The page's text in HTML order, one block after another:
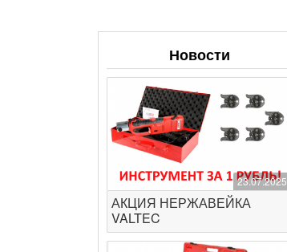
Новости
23.07.2025
АКЦИЯ НЕРЖАВЕЙКА
VALTEC